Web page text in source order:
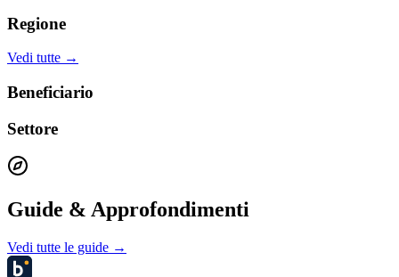
Regione
Vedi tutte →
Beneficiario
Settore
Guide & Approfondimenti
Vedi tutte le guide →